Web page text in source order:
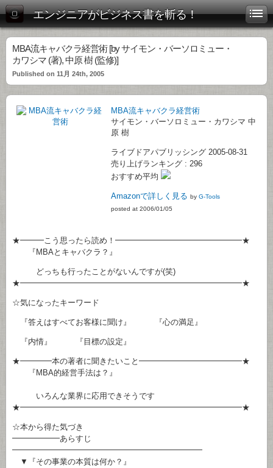
エンジニアがビジネス書を斬る！
MBA流キャバクラ経営術 [by サイモン・バーソロミュー・
カワシマ (著), 中原 樹 (監修)]
Published on 11月 24th, 2005
MBA流キャバクラ経営術
サイモン・バーソロミュー・カワシマ 中
原 樹
ライブドアパブリッシング 2005-08-31
売り上げランキング : 296
おすすめ平均
Amazonで詳しく見る by G-Tools
posted at 2006/01/05
★━━━こう思ったら読め！━━━━━━━━━━━━━━━━★
『MBAとキャバクラ？』
どっちも行ったことがないんですが(笑)
★━━━━━━━━━━━━━━━━━━━━━━━━━━━━★
☆気になったキーワード
『答えはすべてお客様に聞け』 『心の満足』
『内情』 『目標の設定』
★━━━━本の著者に聞きたいこと━━━━━━━━━━━━━★
『MBA的経営手法は？』
いろんな業界に応用できそうです
★━━━━━━━━━━━━━━━━━━━━━━━━━━━━★
☆本から得た気づき
━━━━━━あらすじ
━━━━━━━━━━━━━━━━━━━━━━━━
▼『その事業の本質は何か？』